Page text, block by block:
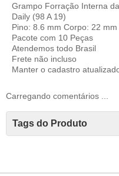
Grampo Forração Interna
Daily (98 A 19)
Pino: 8.6 mm Corpo: 22
Pacote com 10 Peças
Atendemos todo Brasil
Frete não incluso
Manter o cadastro
Carregando comentários ...
Tags do Produto